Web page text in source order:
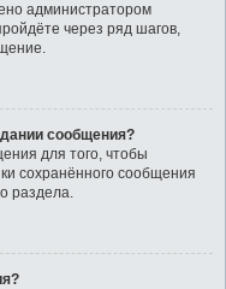
администратором
через ряд шагов,
сообщения?
для того, чтобы
сохранённого сообщения
раздела.